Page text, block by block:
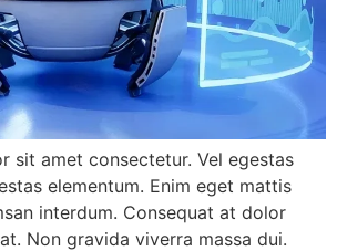
sit amet consectetur. Vel egestas
elementum. Enim eget mattis
interdum. Consequat at dolor
Non gravida viverra massa dui.